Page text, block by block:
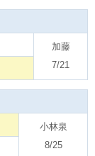
加藤
7/21
小林泉
8/25